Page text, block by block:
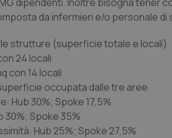
da infermieri e/o personale
strutture (superficie totale e locali)
24 locali
con 14 locali
occupata dalle tre aree
Hub 30%; Spoke 17,5%
30%; Spoke 35%
Hub 25%; Spoke 27,5%